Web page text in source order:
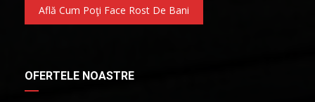
Află Cum Poţi Face Rost De Bani
OFERTELE NOASTRE